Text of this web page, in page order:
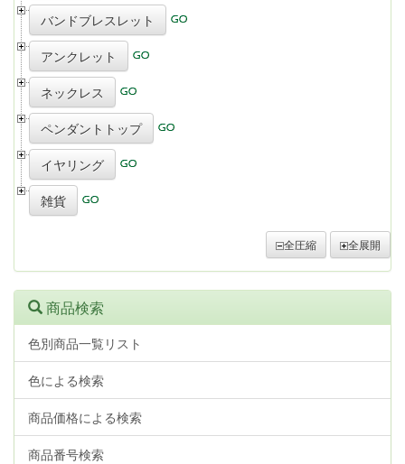
バンドブレスレット
アンクレット
ネックレス
ペンダントトップ
イヤリング
雑貨
全圧縮 全展開
商品検索
色別商品一覧リスト
色による検索
商品価格による検索
商品番号検索